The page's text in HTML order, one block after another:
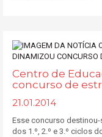
Centro de
concurso de
21.01.2014
Esse concurso
dos 1.º, 2.º e 3.º ciclos